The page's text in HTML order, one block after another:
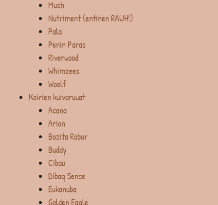
Mush
Nutriment (entinen RAUH!)
Pala
Penin Paras
Riverwood
Whimzees
Woolf
Koirien kuivaruuat
Acana
Arion
Bozita Robur
Buddy
Cibau
Dibaq Sense
Eukanuba
Golden Eagle